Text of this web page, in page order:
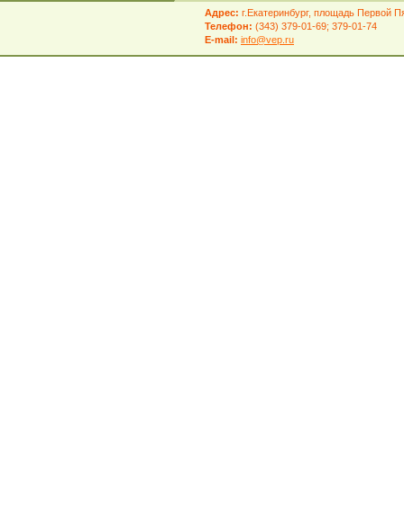
Адрес: г.Екатеринбург, площадь Первой
Телефон: (343) 379-01-69; 379-01-74
E-mail: info@vep.ru